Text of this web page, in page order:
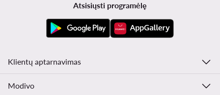
Atsisiųsti programėlę
Klientų aptarnavimas
Modivo